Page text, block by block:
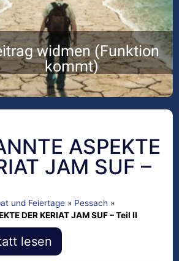
widmen (Funktion
kommt)
ASPEKTE
JAM SUF –
und Feiertage » Pessach »
DER KERIAT JAM SUF – Teil II
lesen